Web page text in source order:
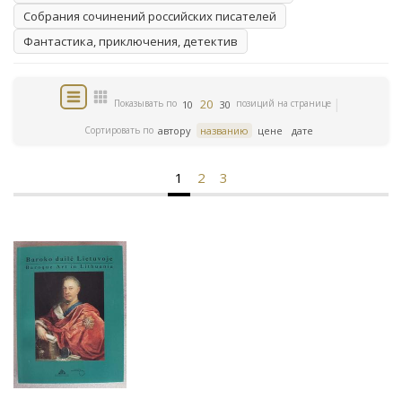
Собрания сочинений российских писателей
Фантастика, приключения, детектив
Показывать по 10 20 30 позиций на странице
Сортировать по автору названию цене дате
1 2 3